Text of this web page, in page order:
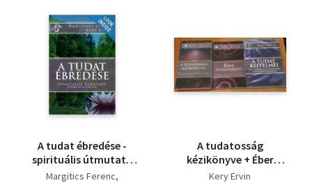
Társadalomtudomány
Természettudomány
Történelem
A tudat ébredése -
spirituális útmutató
önmagadhoz
Margitics Ferenc
A tudatosság
kézikönyve + Éber
tudatosság + A tudat
Kery Ervin